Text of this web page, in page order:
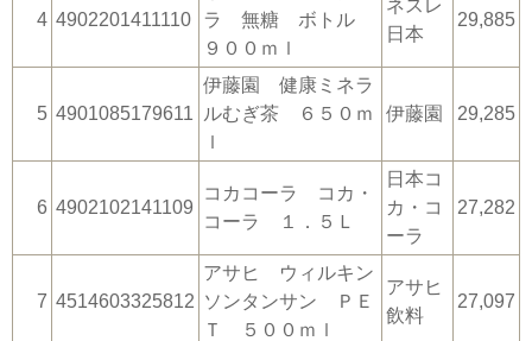
4 4902201411110
ラ 無糖 ボトル
９００ｍｌ
ネスレ
日本
29,885
5 4901085179611
伊藤園 健康ミネラ
ルむぎ茶 ６５０ｍ
ｌ
伊藤園 29,285
6 4902102141109
コカコーラ コカ・
コーラ １．５Ｌ
日本コ
カ・コ
ーラ
27,282
7 4514603325812
アサヒ ウィルキン
ソンタンサン ＰＥ
Ｔ ５００ｍｌ
アサヒ
飲料
27,097